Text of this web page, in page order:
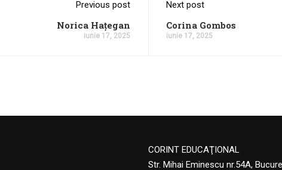
Previous post
Norica Hațegan
iunie 17, 2025
Next post
Corina Gombos
iunie 17, 2025
CORINT EDUCAŢIONAL
Str. Mihai Eminescu nr.54A,